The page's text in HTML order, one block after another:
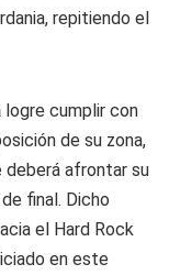
repitiendo el
logre cumplir con
de su zona,
afrontar su
final. Dicho
el Hard Rock
en este